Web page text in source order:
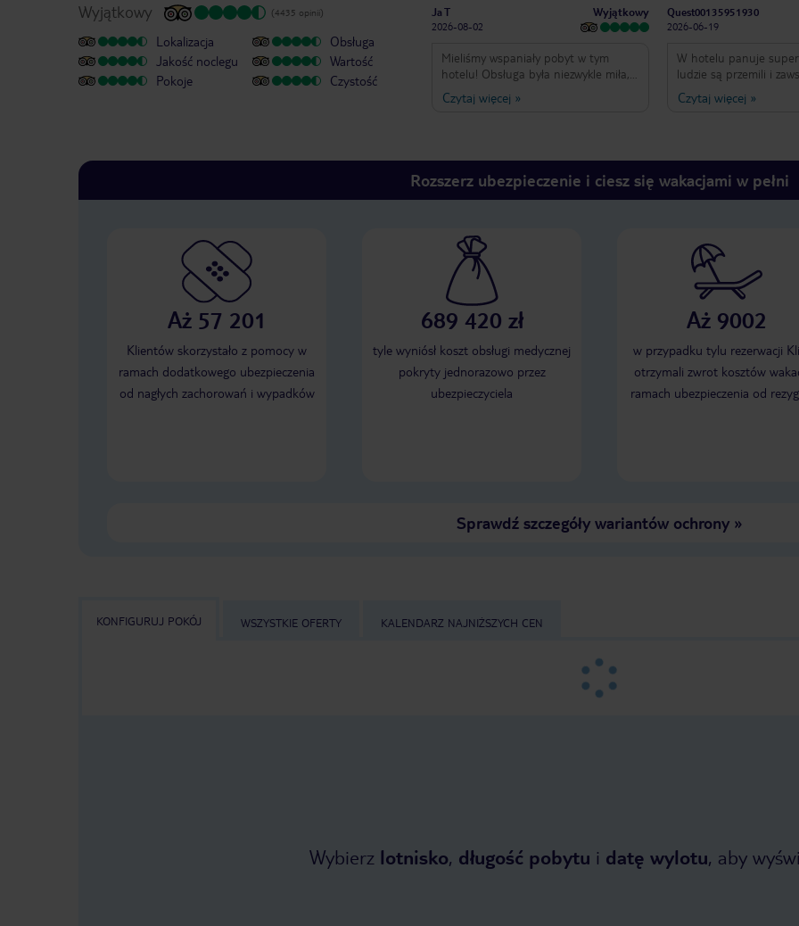
Wyjątkowy (4435 opinii)
Lokalizacja
Jakość noclegu
Pokoje
Obsługa
Wartość
Czystość
Ja T
2026-08-02
Wyjątkowy
Mieliśmy wspaniały pobyt w tym
hotelu! Obsługa była niezwykle miła,
uśmiechnięta i zawsze chętna do
pomocy. W hotelu panowała świetna,
dla siebie. Wszystko było czyste i
bardzo dobrze zorganizowane.
wspaniały pobyt i niezapomniane
wakacje. Z czystym sumieniem
polecamy ten hotel ⭐️⭐️⭐️⭐️⭐️
Czytaj więcej »
Quest00135951930
2026-06-19
W hotelu panuje
ludzie są przemili i
wszystkim pomogą
dla super wycieczki
Czytaj więcej »
Rozszerz ubezpieczenie i ciesz się wakacjami w pełni
Aż 57 201
Klientów skorzystało z pomocy w
ramach dodatkowego ubezpieczenia
od nagłych zachorowań i wypadków
689 420 zł
tyle wyniósł koszt obsługi medycznej
pokryty jednorazowo przez
ubezpieczyciela
Aż 9002
w przypadku tylu rezerwacji
otrzymali zwrot kosztów
ramach ubezpieczenia od
Sprawdź szczegóły wariantów ochrony»
KONFIGURUJ POKÓJ WSZYSTKIE OFERTY KALENDARZ NAJNIŻSZYCH CEN
Wybierz lotnisko, długość pobytu i datę wylotu, aby